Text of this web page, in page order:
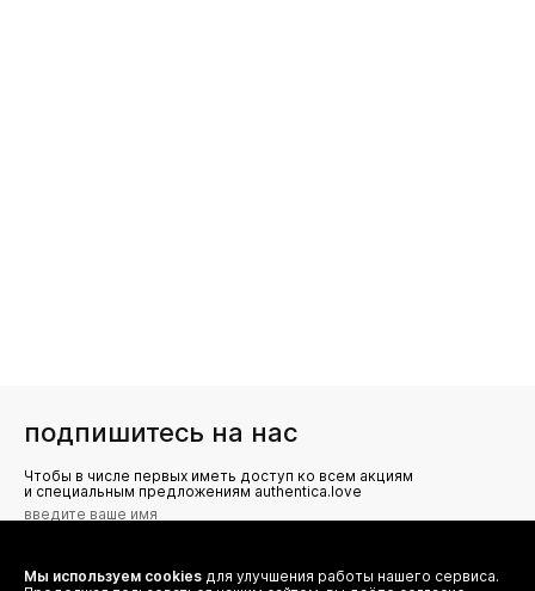
подпишитесь на нас
Чтобы в числе первых иметь доступ ко всем акциям
и специальным предложениям authentica.love
Я даю согласие на сбор, обработку и хранение моих
Мы используем cookies для улучшения работы нашего сервиса.